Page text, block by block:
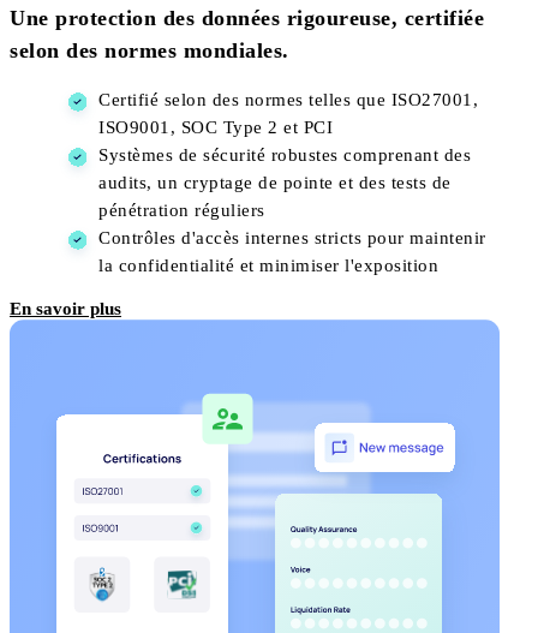
Une protection des données rigoureuse, certifiée
selon des normes mondiales.
Certifié selon des normes telles que ISO27001,
ISO9001, SOC Type 2 et PCI
Systèmes de sécurité robustes comprenant des
audits, un cryptage de pointe et des tests de
pénétration réguliers
Contrôles d'accès internes stricts pour maintenir
la confidentialité et minimiser l'exposition
En savoir plus